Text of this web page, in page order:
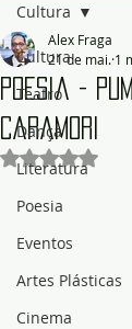
Cultura
Teatro
Dança
Literatura
Poesia
Eventos
Artes Plásticas
Cinema
Cultura
Poesia -
Caramori
Alex Fraga
21 de mai. 1
Avaliado